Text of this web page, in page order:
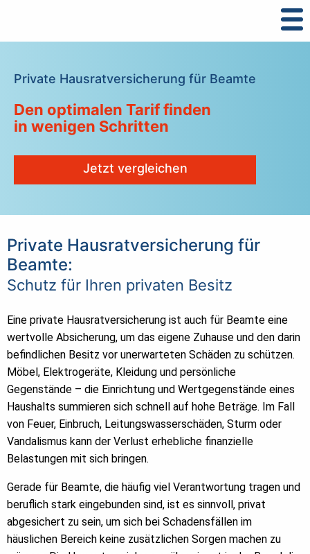
Private Hausratversicherung für Beamte
Den optimalen Tarif finden
in wenigen Schritten
Jetzt vergleichen
Private Hausratversicherung für
Beamte:
Schutz für Ihren privaten Besitz
Eine private Hausratversicherung ist auch für Beamte eine
wertvolle Absicherung, um das eigene Zuhause und den darin
befindlichen Besitz vor unerwarteten Schäden zu schützen.
Möbel, Elektrogeräte, Kleidung und persönliche
Gegenstände – die Einrichtung und Wertgegenstände eines
Haushalts summieren sich schnell auf hohe Beträge. Im Fall
von Feuer, Einbruch, Leitungswasserschäden, Sturm oder
Vandalismus kann der Verlust erhebliche finanzielle
Belastungen mit sich bringen.
Gerade für Beamte, die häufig viel Verantwortung tragen und
beruflich stark eingebunden sind, ist es sinnvoll, privat
abgesichert zu sein, um sich bei Schadensfällen im
häuslichen Bereich keine zusätzlichen Sorgen machen zu